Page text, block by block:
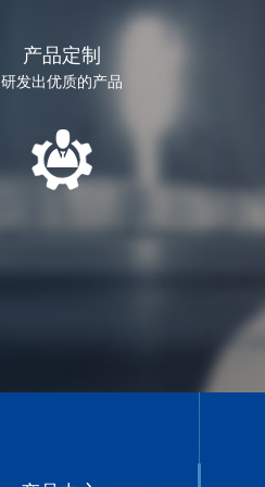
产品定制
研发出优质的产品